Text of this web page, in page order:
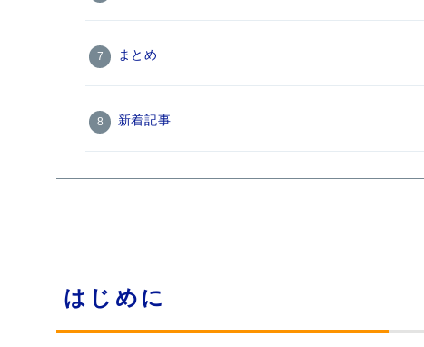
まとめ
新着記事
はじめに